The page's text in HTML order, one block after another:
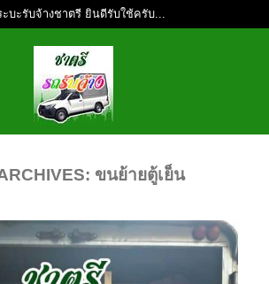
ะบะรับจ้างชาตรี ยินดีรับใช้ครับ...
ขนย้ายตู้เย็น